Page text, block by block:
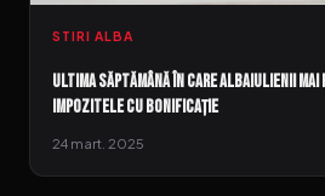
STIRI ALBA
Ultima săptămână în care albaiulienii
impozitele cu bonificație
24 mart. 2025